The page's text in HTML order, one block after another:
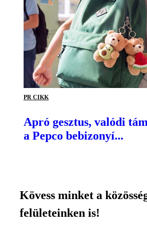
PR CIKK
Apró gesztus, valódi
a Pepco bebizonyí...
Kövess minket a
felületeinken is!